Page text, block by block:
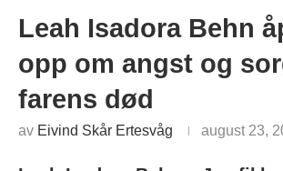
Leah Isadora Behn
opp om angst og
farens død
av Eivind Skår Ertesvåg august 23,